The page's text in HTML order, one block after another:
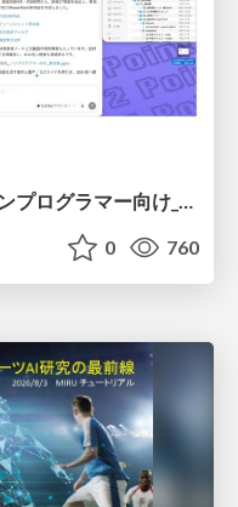
20260608_Codexの可能性_ノンプログラマー向け_大城追記
0 760